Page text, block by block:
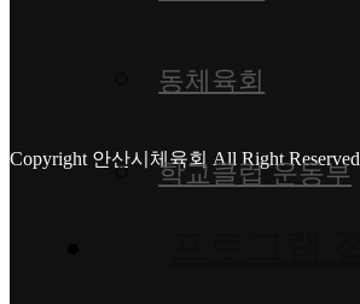
동체육회
학교클럽 운동부
Copyright 안산시체육회 All Right Reserved